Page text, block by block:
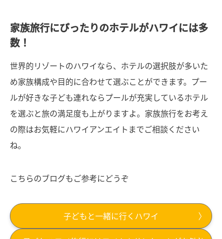
家族旅行にぴったりのホテルがハワイには多
数！
世界的リゾートのハワイなら、ホテルの選択肢が多いた
め家族構成や目的に合わせて選ぶことができます。プー
ルが好きな子ども連れならプールが充実しているホテル
を選ぶと旅の満足度も上がりますよ。家族旅行をお考え
の際はお気軽にハワイアンエイトまでご相談ください
ね。
こちらのブログもご参考にどうぞ
子どもと一緒に行くハワイ